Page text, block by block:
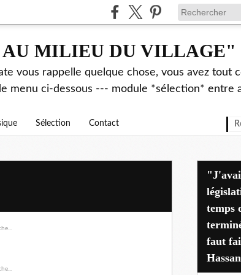
MILIEU DU VILLAGE"
vous rappelle quelque chose, vous avez tout
menu ci-dessous --- module *sélection* entre
Sélection Contact
"J'avais déjà alerté pendant les
temps
faut